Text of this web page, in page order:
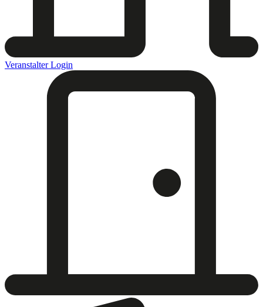
Veranstalter Login